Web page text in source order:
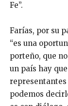
Fe”.
Farías, por su
“es una
porteño, que
un país hay
podemos